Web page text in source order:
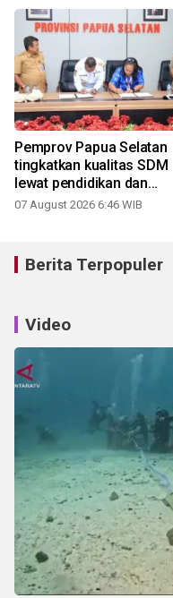
Pemprov Papua Selatan
tingkatkan kualitas SDM
lewat pendidikan dan
pelatihan
07 August 2026 6:46 WIB
Berita Terpopuler
Video